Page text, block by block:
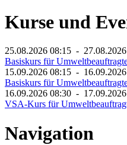
Kurse und
25.08.2026 08:15 -
Basiskurs für
15.09.2026 08:15 -
Basiskurs für
16.09.2026 08:30 -
VSA-Kurs für
Navigation